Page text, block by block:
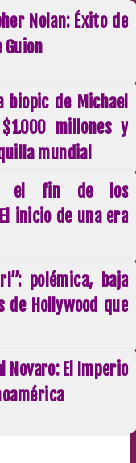
Nolan: Éxito de
Guion
biopic de Michael
millones y
mundial
el fin de los
inicio de una era
polémica, baja
de Hollywood que
El Imperio